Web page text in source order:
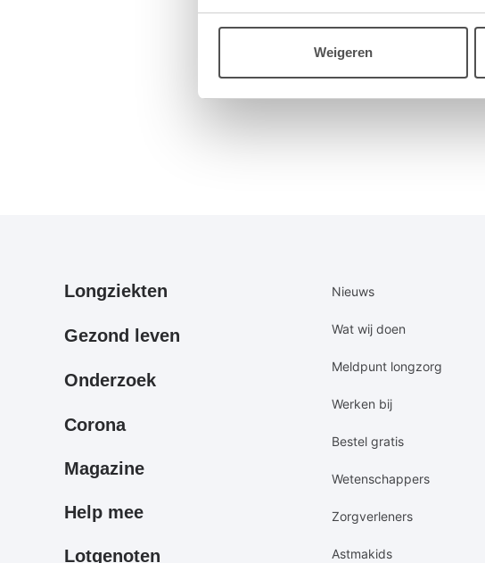
Weigeren
We maken drie
Primair
Longziekten
Gezond leven
Onderzoek
Corona
Magazine
Help mee
Lotgenoten
Secundaire
Nieuws
Wat wij doen
Meldpunt longzorg
Werken bij
Bestel gratis
Wetenschappers
Zorgverleners
Astmakids